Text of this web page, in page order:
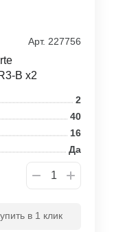
Арт. 227756
B x2
2
40
16
Да
в 1 клик